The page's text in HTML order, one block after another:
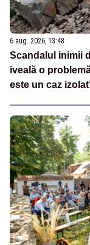
6 aug. 2026, 13:48
Scandalul inimii
iveală o
este un caz